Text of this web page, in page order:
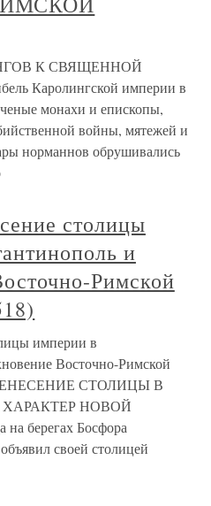
К СВЯЩЕННОЙ
Каролингской империи в
монахи и епископы,
войны, мятежей и
норманнов обрушивались
столицы
и
Римской
империи в
Восточно-Римской
СТОЛИЦЫ В
НОВОЙ
берегах Босфора
своей столицей